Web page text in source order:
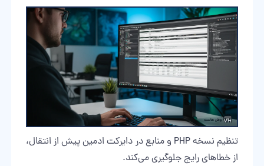
تنظیم نسخه PHP و منابع در دایرکت ادمین پیش از انتقال،
از خطاهای رایج جلوگیری می‌کند.